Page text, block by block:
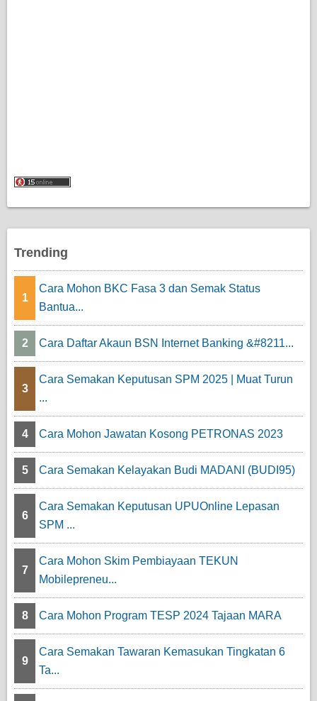
Trending
1
Cara Mohon BKC Fasa 3 dan Semak Status
Bantua...
2 Cara Daftar Akaun BSN Internet Banking &#8211...
3
Cara Semakan Keputusan SPM 2025 | Muat Turun
...
4 Cara Mohon Jawatan Kosong PETRONAS 2023
5 Cara Semakan Kelayakan Budi MADANI (BUDI95)
6
Cara Semakan Keputusan UPUOnline Lepasan
SPM ...
7
Cara Mohon Skim Pembiayaan TEKUN
Mobilepreneu...
8 Cara Mohon Program TESP 2024 Tajaan MARA
9
Cara Semakan Tawaran Kemasukan Tingkatan 6
Ta...